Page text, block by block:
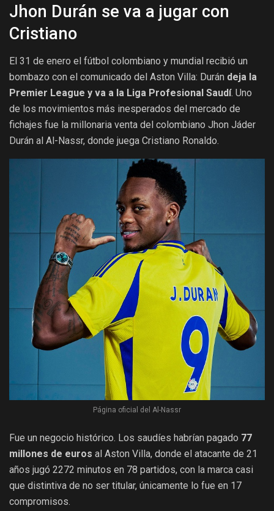
Jhon Durán se va a jugar con
Cristiano
El 31 de enero el fútbol colombiano y mundial recibió un
bombazo con el comunicado del Aston Villa: Durán deja la
Premier League y va a la Liga Profesional Saudí. Uno
de los movimientos más inesperados del mercado de
fichajes fue la millonaria venta del colombiano Jhon Jáder
Durán al Al-Nassr, donde juega Cristiano Ronaldo.
Página oficial del Al-Nassr
Fue un negocio histórico. Los saudíes habrían pagado 77
millones de euros al Aston Villa, donde el atacante de 21
años jugó 2272 minutos en 78 partidos, con la marca casi
que distintiva de no ser titular, únicamente lo fue en 17
compromisos.